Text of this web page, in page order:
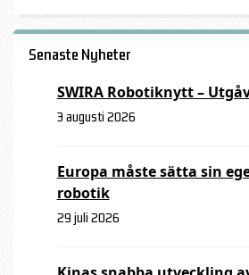
Senaste Nyheter
SWIRA Robotiknytt –
3 augusti 2026
Europa måste sätta sin
robotik
29 juli 2026